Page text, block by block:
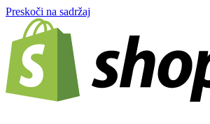
Preskoči na sadržaj